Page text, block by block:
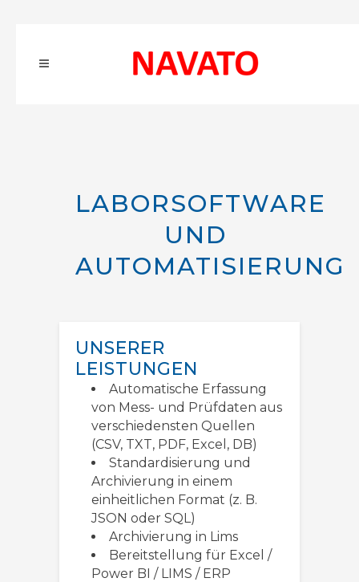
LABORSOFTWARE
UND
AUTOMATISIERUNG
UNSERER
LEISTUNGEN
Automatische Erfassung
von Mess- und Prüfdaten aus
verschiedensten Quellen
(CSV, TXT, PDF, Excel, DB)
Standardisierung und
Archivierung in einem
einheitlichen Format (z. B.
JSON oder SQL)
Archivierung in Lims
Bereitstellung für Excel /
Power BI / LIMS / ERP